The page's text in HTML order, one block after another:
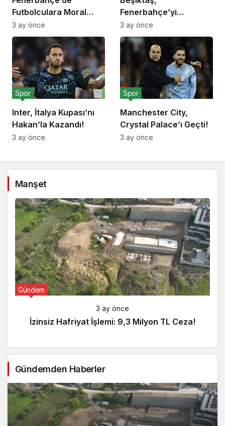
Futbolculara Moral
Yemeği!
3 ay önce
Fenerbahçe’yi
Deplasmanda Yendi!
3 ay önce
Inter, İtalya Kupası’nı
Hakan’la Kazandı!
Spor
3 ay önce
Manchester City,
Crystal Palace’ı Geçti!
Spor
3 ay önce
Manşet
Gündem
3 ay önce
İzinsiz Hafriyat İşlemi: 9,3 Milyon TL Ceza!
Gündemden Haberler